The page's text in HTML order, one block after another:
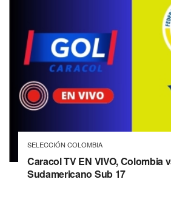
SELECCIÓN COLOMBIA
Caracol TV EN VIVO, Colombia
Sudamericano Sub 17